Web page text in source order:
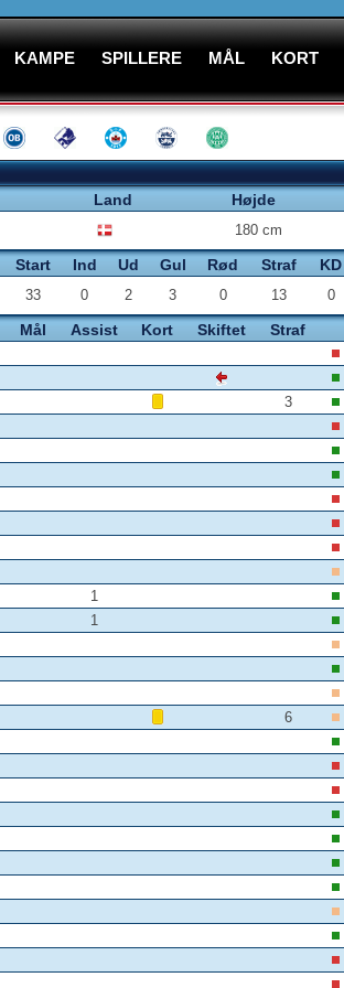
KAMPE SPILLERE MÅL KORT
Land Højde
180 cm
Start Ind Ud Gul Rød Straf KD
33 0 2 3 0 13 0
Mål Assist Kort Skiftet Straf
3
1
1
6